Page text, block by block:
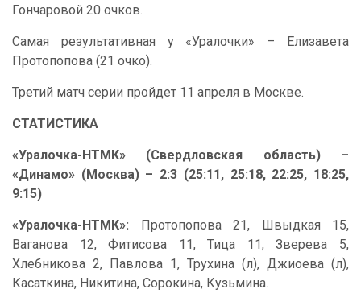
Гончаровой 20 очков.
Самая результативная у «Уралочки» – Елизавета
Протопопова (21 очко).
Третий матч серии пройдет 11 апреля в Москве.
СТАТИСТИКА
«Уралочка-НТМК» (Свердловская область) –
«Динамо» (Москва) – 2:3 (25:11, 25:18, 22:25, 18:25,
9:15)
«Уралочка-НТМК»: Протопопова 21, Швыдкая 15,
Ваганова 12, Фитисова 11, Тица 11, Зверева 5,
Хлебникова 2, Павлова 1, Трухина (л), Джиоева (л),
Касаткина, Никитина, Сорокина, Кузьмина.